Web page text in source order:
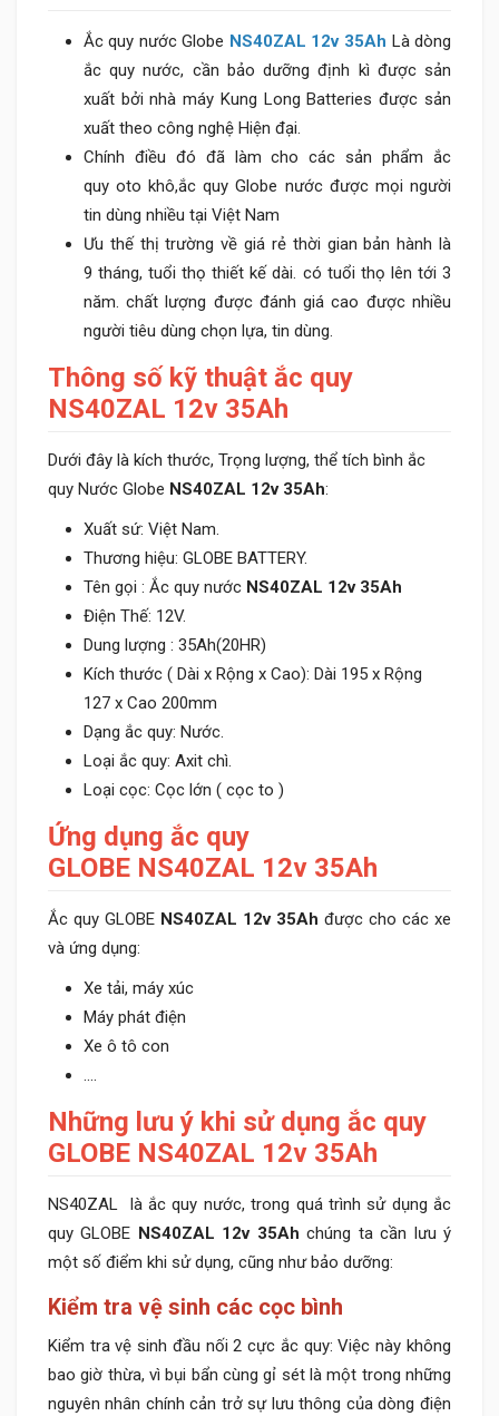
Ắc quy nước Globe NS40ZAL 12v 35Ah Là dòng
ắc quy nước, cần bảo dưỡng định kì được sản
xuất bởi nhà máy Kung Long Batteries được sản
xuất theo công nghệ Hiện đại.
Chính điều đó đã làm cho các sản phẩm ắc
quy oto khô,ắc quy Globe nước được mọi người
tin dùng nhiều tại Việt Nam
Ưu thế thị trường về giá rẻ thời gian bản hành là
9 tháng, tuổi thọ thiết kế dài. có tuổi thọ lên tới 3
năm. chất lượng được đánh giá cao được nhiều
người tiêu dùng chọn lựa, tin dùng.
Thông số kỹ thuật ắc quy
NS40ZAL 12v 35Ah
Dưới đây là kích thước, Trọng lượng, thể tích bình ắc
quy Nước Globe NS40ZAL 12v 35Ah:
Xuất sứ: Việt Nam.
Thương hiệu: GLOBE BATTERY.
Tên gọi : Ắc quy nước NS40ZAL 12v 35Ah
Điện Thế: 12V.
Dung lượng : 35Ah(20HR)
Kích thước ( Dài x Rộng x Cao): Dài 195 x Rộng
127 x Cao 200mm
Dạng ắc quy: Nước.
Loại ắc quy: Axit chì.
Loại cọc: Cọc lớn ( cọc to )
Ứng dụng ắc quy
GLOBE NS40ZAL 12v 35Ah
Ắc quy GLOBE NS40ZAL 12v 35Ah được cho các xe
và ứng dụng:
Xe tải, máy xúc
Máy phát điện
Xe ô tô con
....
Những lưu ý khi sử dụng ắc quy
GLOBE NS40ZAL 12v 35Ah
NS40ZAL là ắc quy nước, trong quá trình sử dụng ắc
quy GLOBE NS40ZAL 12v 35Ah chúng ta cần lưu ý
một số điểm khi sử dụng, cũng như bảo dưỡng:
Kiểm tra vệ sinh các cọc bình
Kiểm tra vệ sinh đầu nối 2 cực ắc quy: Việc này không
bao giờ thừa, vì bụi bẩn cùng gỉ sét là một trong những
nguyên nhân chính cản trở sự lưu thông của dòng điện